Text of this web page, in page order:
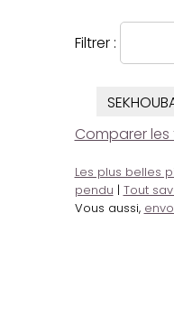
Filtrer :
Comparer
Les plus belles
pendu | Tout
Vous aussi,